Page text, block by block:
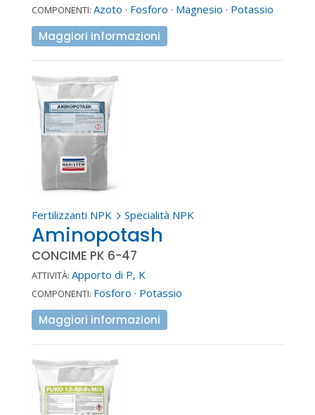
COMPONENTI: Azoto · Fosforo · Magnesio · Potassio
Maggiori informazioni
Fertilizzanti NPK5 Specialità NPK
Aminopotash
CONCIME PK 6-47
ATTIVITÀ: Apporto di P, K
COMPONENTI: Fosforo · Potassio
Maggiori informazioni